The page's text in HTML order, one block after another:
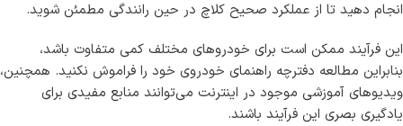
انجام دهید تا از عملکرد صحیح کلاچ در حین رانندگی مطمئن شوید.
این فرآیند ممکن است برای خودروهای مختلف کمی متفاوت باشد،
بنابراین مطالعه دفترچه راهنمای خودروی خود را فراموش نکنید. همچنین،
ویدیوهای آموزشی موجود در اینترنت می‌توانند منابع مفیدی برای
یادگیری بصری این فرآیند باشند.